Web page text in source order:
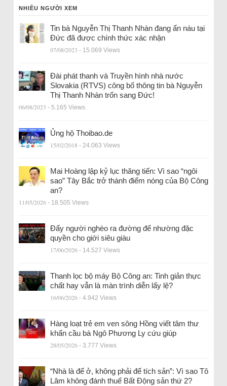
NHIỀU NGƯỜI XEM
Tin bà Nguyễn Thị Thanh Nhàn đang ẩn náu tại
Đức đã được chính thức xác nhận
07/08/2023 - 15.069 Views
Đài phát thanh và Truyền hình nhà nước
Slovakia (RTVS) công bố thông tin bà Nguyễn
Thị Thanh Nhàn trốn sang Đức!
06/08/2023 - 5.165 Views
Ủng hộ Thoibao.de
15/02/2018 - 24.063 Views
Mai Hoàng lập kỷ lục thăng tiến: Vì sao “ngôi
sao” Tây Bắc trở thành điểm nóng của Bộ Công
an?
11/05/2026 - 18.505 Views
Đẩy người nghèo ra đường để nhường đặc
quyền cho giới siêu giàu
17/06/2026 - 14.527 Views
Thanh lọc bộ máy Bộ Công an: Tinh giản thực
chất hay vẫn là màn trình diễn lấy lệ?
16/06/2026 - 4.942 Views
Hàng loạt trẻ em ven sông Hồng viết tâm thư
khẩn cầu bà Ngô Phương Ly cứu giúp
28/05/2026 - 3.777 Views
“Nhà là để ở, không phải để tích sản”: Vì sao Tô
Lâm không đánh thuế Bất Động sản thứ 2?